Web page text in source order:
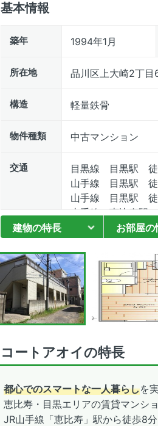
基本情報
築年 1994年1月
所在地 品川区上大崎2丁
構造 軽量鉄骨
物件種類 中古マンション
交通
目黒線 目黒駅 徒
山手線 目黒駅 徒
山手線 目黒駅 徒
山手線 恵比寿駅
日比谷線 恵比寿
建物の特長 お部屋の
コートアオイの特長
都心でのスマートな一人暮らしを
恵比寿・目黒エリアの賃貸マンシ
JR山手線「恵比寿」駅から徒歩8